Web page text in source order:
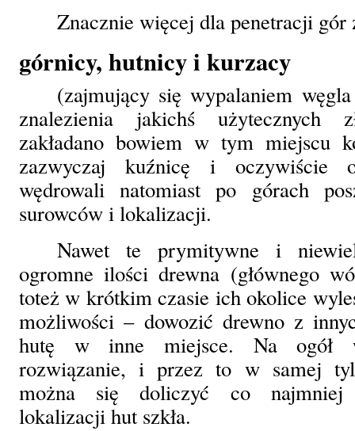
Znacznie więcej dla penetracji
górnicy, hutnicy i kurzacy
(zajmujący się wypalaniem
znalezienia jakichś użytecznych
zakładano bowiem w tym miejscu
zazwyczaj kuźnicę i oczywiście
wędrowali natomiast po górach
surowców i lokalizacji.
Nawet te prymitywne i
ogromne ilości drewna (głównego
toteż w krótkim czasie ich okolice
możliwości – dowozić drewno z
hutę w inne miejsce. Na ogół
rozwiązanie, i przez to w samej
można się doliczyć co najmniej
lokalizacji hut szkła.